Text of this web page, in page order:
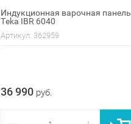
Индукционная варочная панель
Teka IBR 6040
Артикул: 362959
36 990 руб.